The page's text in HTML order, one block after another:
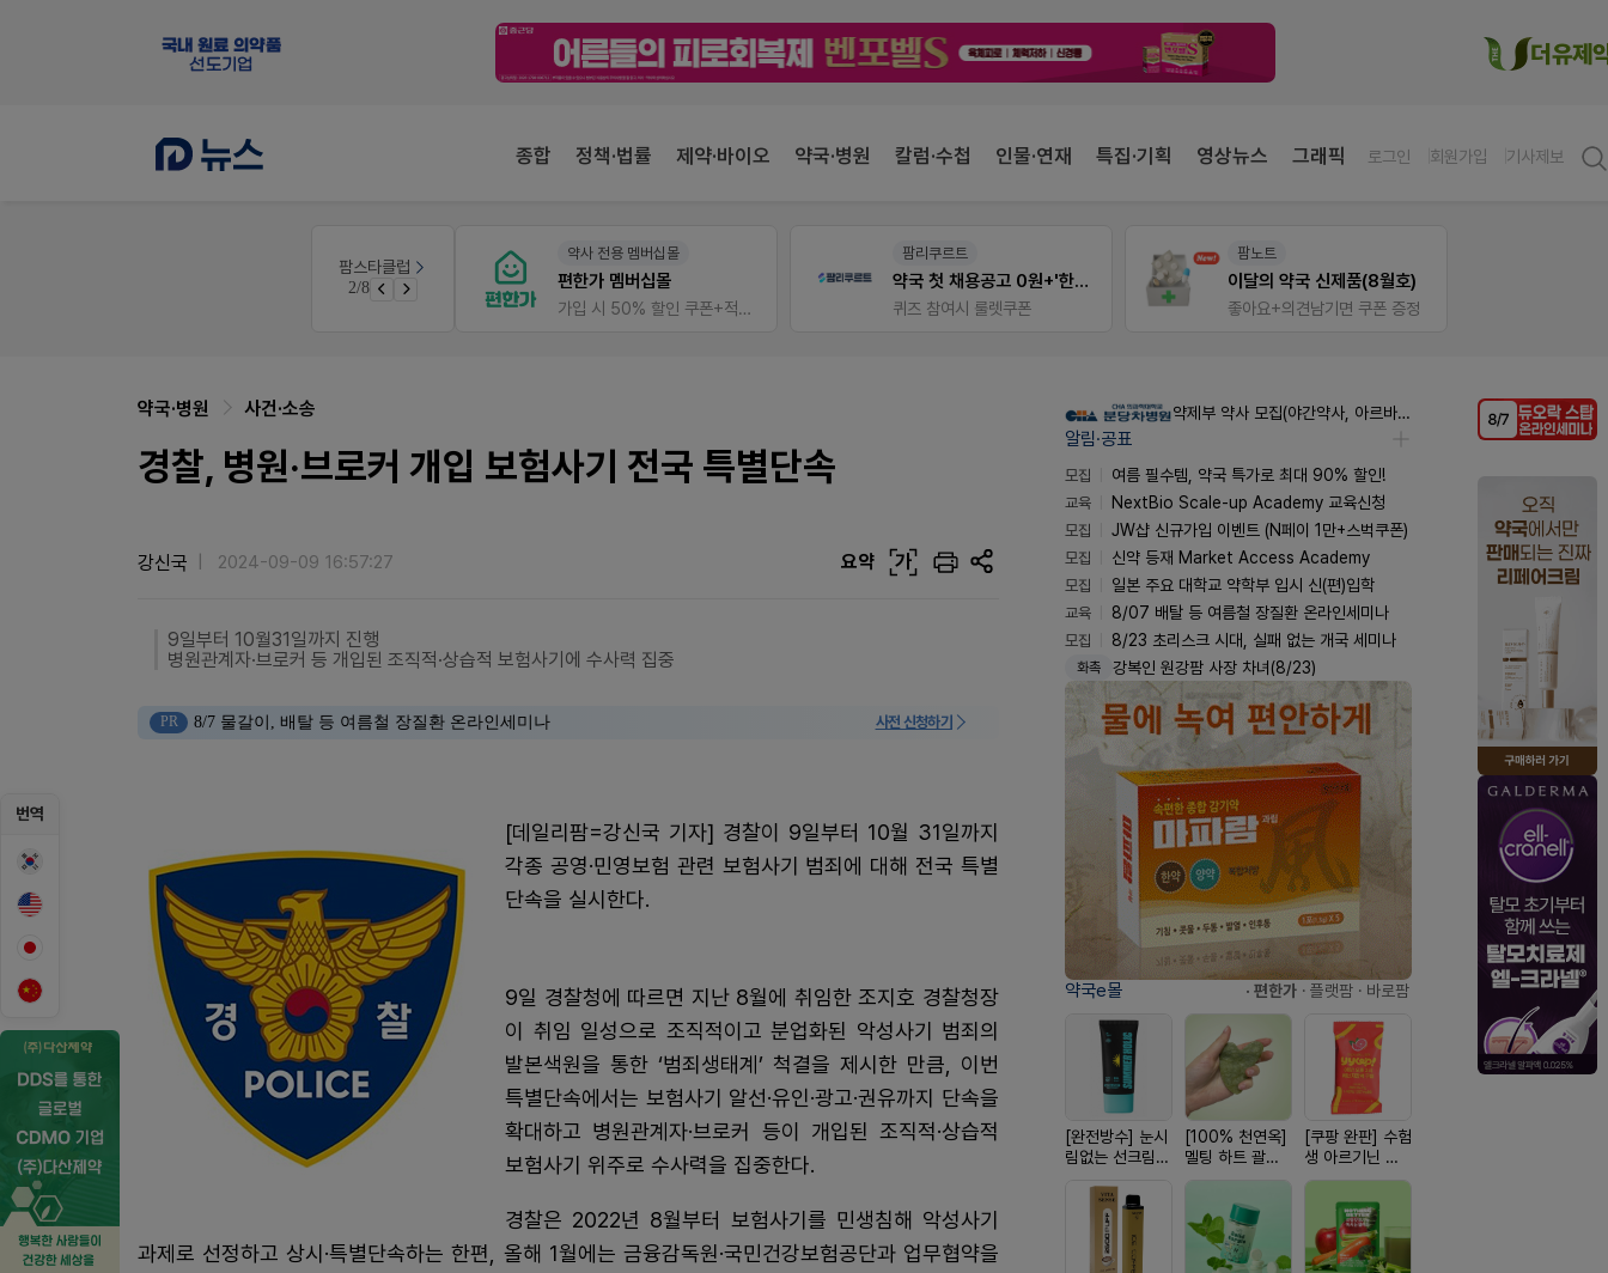
종합 정책·법률 제약·바이오 약국·병원 칼럼·수첩 인물·연재 특집·기획 영상뉴스 그래픽 로그인 회원가입 기사제보
팜스타클럽
3/8 듀오락 스탑과 여름철 장질환 대응법
약사 전용 멤버십몰
편한가 멤버십몰
가입 시 50% 할인 쿠폰+적립금까지!
팜리쿠르트
약국 첫 채용공고 0원+'한번 더' 무료 연장
퀴즈 참여시 룰렛쿠폰
팜노트
이달의 약국 신제품(8월호)
좋아요+의견남기면 쿠폰 증정
번역
약국·병원 사건·소송
경찰, 병원·브로커 개입 보험사기 전국 특별단속
강신국 2024-09-09 16:57:27 요약 가
9일부터 10월31일까지 진행
병원관계자·브로커 등 개입된 조직적·상습적 보험사기에 수사력 집중
PR 8/7 물갈이, 배탈 등 여름철 장질환 온라인세미나 사전 신청하기
[데일리팜=강신국 기자] 경찰이 9일부터 10월 31일까지
각종 공영·민영보험 관련 보험사기 범죄에 대해 전국 특별
단속을 실시한다.
9일 경찰청에 따르면 지난 8월에 취임한 조지호 경찰청장
이 취임 일성으로 조직적이고 분업화된 악성사기 범죄의
발본색원을 통한 ‘범죄생태계’ 척결을 제시한 만큼, 이번
특별단속에서는 보험사기 알선·유인·광고·권유까지 단속을
확대하고 병원관계자·브로커 등이 개입된 조직적·상습적
보험사기 위주로 수사력을 집중한다.
경찰은 2022년 8월부터 보험사기를 민생침해 악성사기
과제로 선정하고 상시·특별단속하는 한편, 올해 1월에는 금융감독원·국민건강보험공단과 업무협약을
약제부 약사 모집(야간약사, 아르바이트약사)
알림·공표
모집
여름 필수템, 약국 특가로 최대 90% 할인!
교육
NextBio Scale-up Academy 교육신청
모집
JW샵 신규가입 이벤트 (N페이 1만+스벅쿠폰)
모집
신약 등재 Market Access Academy
모집
일본 주요 대학교 약학부 입시 신(편)입학
교육
8/07 배탈 등 여름철 장질환 온라인세미나
모집
8/23 초리스크 시대, 실패 없는 개국 세미나
화촉 강복인 원강팜 사장 차녀(8/23)
약국e몰 · 편한가 · 플랫팜 · 바로팜
[완전방수] 눈시
림없는 선크림
[100% 천연옥]
멜팅 하트 괄사
마사지기
[쿠팡 완판] 수험
생 아르기닌 에
너지 젤리